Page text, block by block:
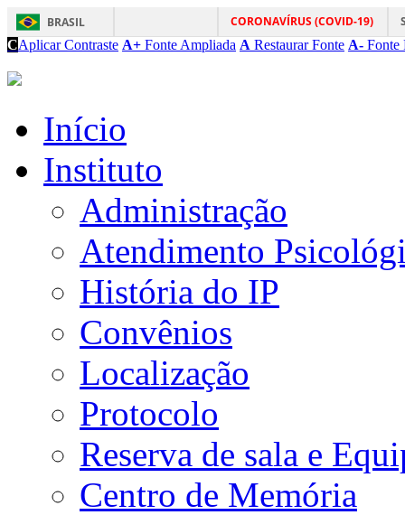
BRASIL CORONAVÍRUS (COVID-19)
CAplicar Contraste A+ Fonte Ampliada A Restaurar Fonte A- Fonte
Início
Instituto
Administração
Atendimento
História do IP
Convênios
Localização
Protocolo
Reserva de sala e
Centro de Memória